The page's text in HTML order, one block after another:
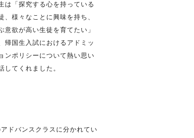
は「探究する心を持っている
、様々なことに興味を持ち、
意欲が高い生徒を育てたい」
帰国生入試におけるアドミッ
ンポリシーについて熱い思い
してくれました。
ドバンスクラスに分かれてい